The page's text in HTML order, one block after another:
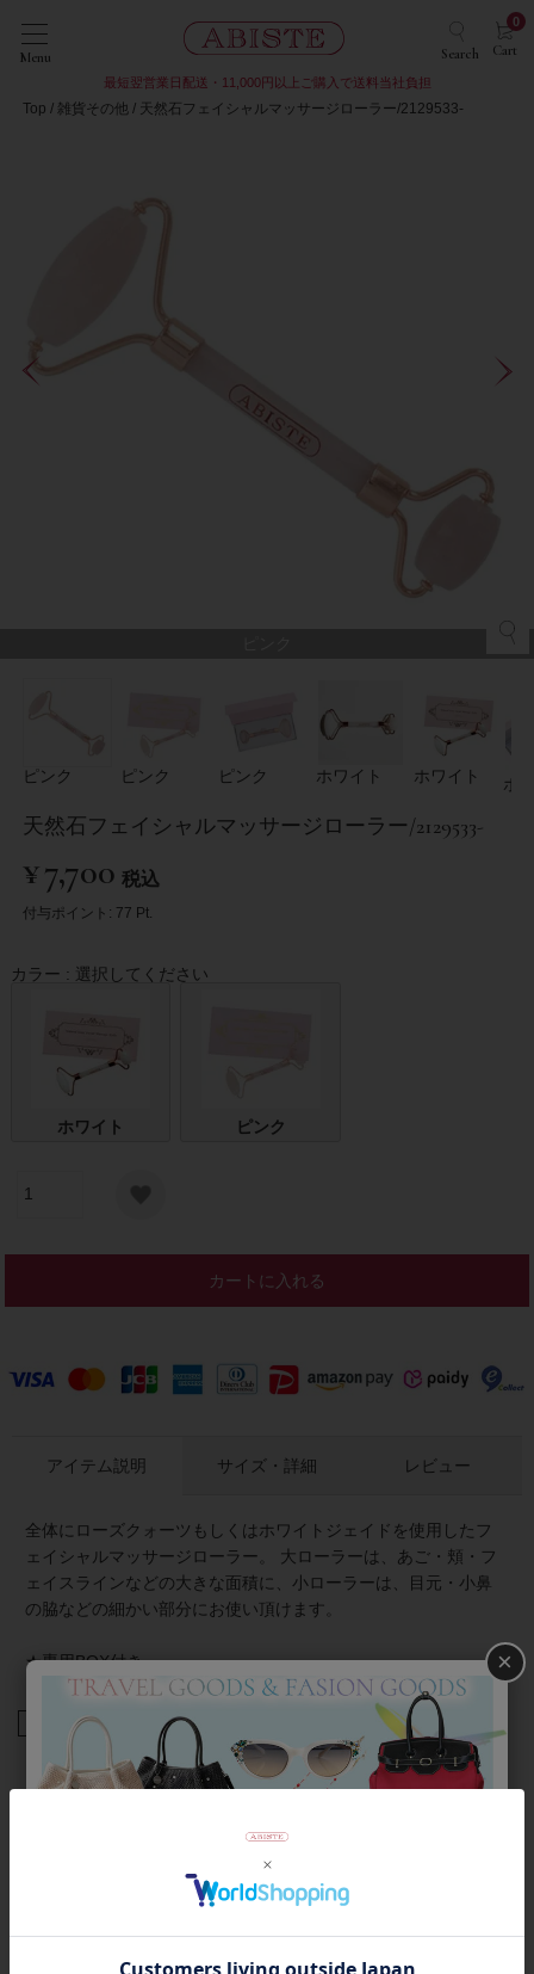
Menu Search Cart
0
最短翌営業日配送・11,000円以上ご購入で送料当社負担
Top 雑貨その他 天然石フェイシャルマッサージローラー/2129533-
ピンク ピンク ピンク ホワイト ホワイト ホ
天然石フェイシャルマッサージローラー/2129533-
¥7,700 税込
付与ポイント: 77 Pt.
カラー 選択してください
ホワイト ピンク
カートに入れる
アイテム説明
全体にローズクォーツもしくはホワイトジェイドを使用したフ
ェイシャルマッサージローラー。 大ローラーは、あご・頬・フ
ェイスラインなどの大きな面積に、小ローラーは、目元・小鼻
の脇などの細かい部分にお使い頂けます。
★専用BOX付き
サイズ・詳細 レビュー
商品番号 2129533-
×